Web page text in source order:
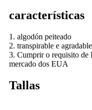
características
1. algodón peiteado
2. transpirable e
3. Cumprir o requisito de
mercado dos EUA
Tallas